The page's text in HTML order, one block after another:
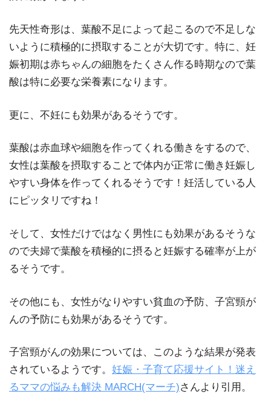
先天性奇形は、葉酸不足によって起こるので不足しな
いように積極的に摂取することが大切です。特に、妊
娠初期は赤ちゃんの細胞をたくさん作る時期なので葉
酸は特に必要な栄養素になります。
更に、 不妊にも効果があるそうです。
葉酸は赤血球や細胞を作ってくれる働きをするので、
女性は葉酸を摂取することで体内が正常に働き妊娠し
やすい身体を作ってくれるそうです！妊活している人
にピッタリですね！
そして、女性だけではなく男性にも効果があるそうな
ので夫婦で葉酸を積極的に摂ると妊娠する確率が上が
るそうです。
その他にも、 女性がなりやすい貧血の予防、子宮頸が
んの予防にも効果があるそうです。
子宮頸がんの効果については、このような結果が発表
されているようです。 妊娠・子育て応援サイト！迷え
るママの悩みも解決 MARCH(マーチ)さんより引用。